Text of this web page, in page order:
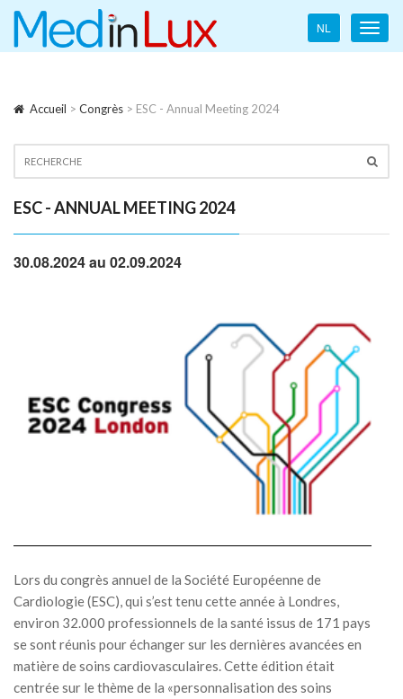
Language
navigation
NL
Accueil > Congrès > ESC - Annual Meeting 2024
ESC - ANNUAL MEETING 2024
30.08.2024 au 02.09.2024
Lors du congrès annuel de la Société Européenne de
Cardiologie (ESC), qui s’est tenu cette année à Londres,
environ 32.000 professionnels de la santé issus de 171 pays
se sont réunis pour échanger sur les dernières avancées en
matière de soins cardiovasculaires. Cette édition était
centrée sur le thème de la «personnalisation des soins